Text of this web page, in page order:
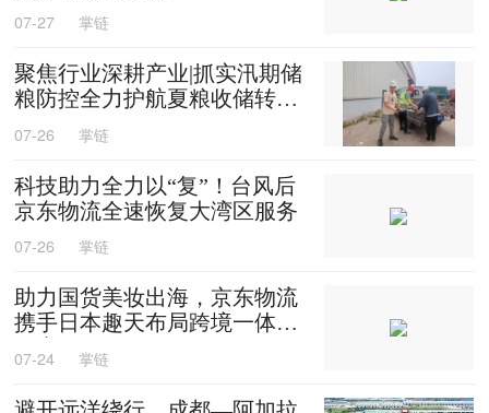
07-27 掌链
聚焦行业深耕产业|抓实汛期储
粮防控全力护航夏粮收储转运
07-26 掌链
科技助力全力以“复”！台风后
京东物流全速恢复大湾区服务
07-26 掌链
助力国货美妆出海，京东物流
携手日本趣天布局跨境一体化
07-24 掌链